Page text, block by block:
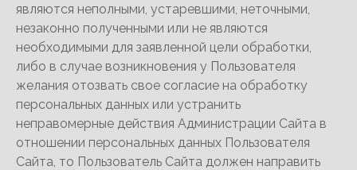
являются неполными, устаревшими, неточными,
незаконно полученными или не являются
необходимыми для заявленной цели обработки,
либо в случае возникновения у Пользователя
желания отозвать свое согласие на обработку
персональных данных или устранить
неправомерные действия Администрации Сайта в
отношении персональных данных Пользователя
Сайта, то Пользователь Сайта должен направить